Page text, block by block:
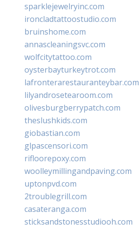
sparklejewelryinc.com
ironcladtattoostudio.com
bruinshome.com
annascleaningsvc.com
wolfcitytattoo.com
oysterbayturkeytrot.com
lafronterarestauranteybar.com
lilyandrosetearoom.com
olivesburgberrypatch.com
theslushkids.com
giobastian.com
glpascensori.com
rifloorepoxy.com
woolleymillingandpaving.com
uptonpvd.com
2troublegrill.com
casateranga.com
sticksandstonesstudiooh.com